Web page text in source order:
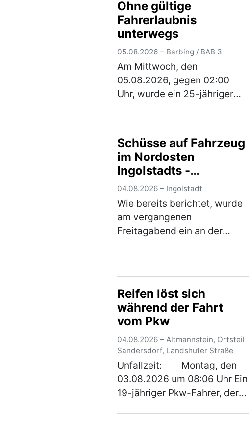
(mehr)
Ohne gültige
Fahrerlaubnis
unterwegs
05.08.2026 – Barbing / BAB 3
Am Mittwoch, den
05.08.2026, gegen 02:00
Uhr, wurde ein 25-jähriger
Verkehrskontrolle
unterzogen. Im Rahmen der
Überprüfung wur…
Schüsse auf Fahrzeug
im Nordosten
Ingolstadts -
Kriminalpolizei
Ingolstadt ermittelt
mit Hochdruck und
wendet sich an die
Öffentlichkeit
04.08.2026 – Ingolstadt
Wie bereits berichtet, wurde
am vergangenen
Freitagabend ein an der
Straße beschossen und
dadurch an der linken
hinteren Fahrzeugse… (mehr)
Reifen löst sich
während der Fahrt
vom Pkw
04.08.2026 – Altmannstein, Ortsteil
Sandersdorf, Landshuter Straße
Unfallzeit: Montag, den
03.08.2026 um 08:06 Uhr Ein
19-jähriger Pkw-Fahrer, der